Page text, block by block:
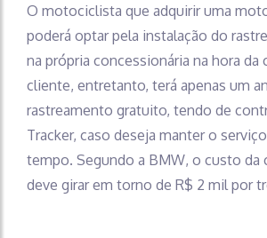
O motociclista que adquirir uma
poderá optar pela instalação do
na própria concessionária na hora da
cliente, entretanto, terá apenas um
rastreamento gratuito, tendo de
Tracker, caso deseja manter o
tempo. Segundo a BMW, o custo da
deve girar em torno de R$ 2 mil por